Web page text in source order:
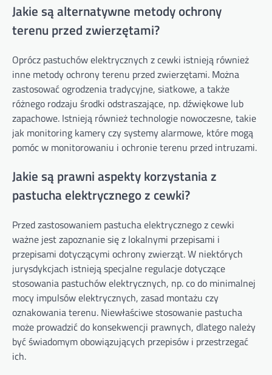
Jakie są alternatywne metody ochrony
terenu przed zwierzętami?
Oprócz pastuchów elektrycznych z cewki istnieją również
inne metody ochrony terenu przed zwierzętami. Można
zastosować ogrodzenia tradycyjne, siatkowe, a także
różnego rodzaju środki odstraszające, np. dźwiękowe lub
zapachowe. Istnieją również technologie nowoczesne, takie
jak monitoring kamery czy systemy alarmowe, które mogą
pomóc w monitorowaniu i ochronie terenu przed intruzami.
Jakie są prawni aspekty korzystania z
pastucha elektrycznego z cewki?
Przed zastosowaniem pastucha elektrycznego z cewki
ważne jest zapoznanie się z lokalnymi przepisami i
przepisami dotyczącymi ochrony zwierząt. W niektórych
jurysdykcjach istnieją specjalne regulacje dotyczące
stosowania pastuchów elektrycznych, np. co do minimalnej
mocy impulsów elektrycznych, zasad montażu czy
oznakowania terenu. Niewłaściwe stosowanie pastucha
może prowadzić do konsekwencji prawnych, dlatego należy
być świadomym obowiązujących przepisów i przestrzegać
ich.